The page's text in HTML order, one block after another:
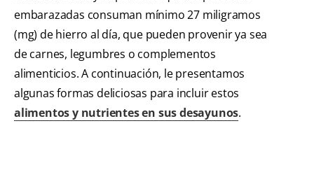
embarazadas consuman mínimo 27 miligramos
(mg) de hierro al día, que pueden provenir ya sea
de carnes, legumbres o complementos
alimenticios. A continuación, le presentamos
algunas formas deliciosas para incluir estos
alimentos y nutrientes en sus desayunos.